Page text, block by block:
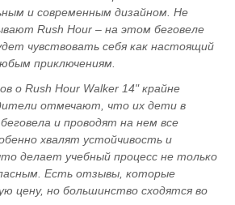
и современным дизайном. Не
Rush Hour – на этом беговеле
чувствовать себя как настоящий
приключениям.
о Rush Hour Walker 14" крайне
отмечают, что их дети в
и проводят на нем все
хвалят устойчивость и
делает учебный процесс не только
Есть отзывы, которые
цену, но большинство сходятся во